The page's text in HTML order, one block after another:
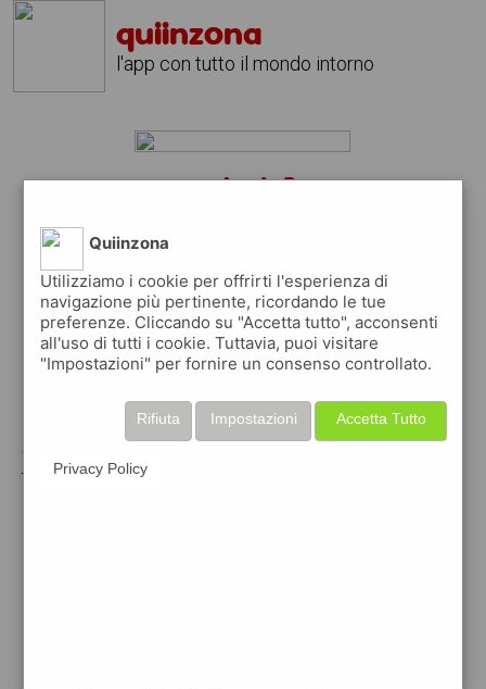
quiinzona
l'app con tutto il mondo intorno
carinola?
↴
scarica gratis app
pubblica gratis i tuoi annunci
tuoi annunci per :
Quiinzona
Utilizziamo i cookie per offrirti l'esperienza di
navigazione più pertinente, ricordando le tue
preferenze. Cliccando su "Accetta tutto", acconsenti
all'uso di tutti i cookie. Tuttavia, puoi visitare
"Impostazioni" per fornire un consenso controllato.
Accetta Tutto
Impostazioni
Rifiuta
Privacy Policy